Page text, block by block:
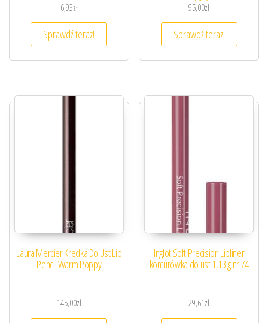
6,93zł
Sprawdź teraz!
95,00zł
Sprawdź teraz!
Laura Mercier Kredka Do Ust Lip
Pencil Warm Poppy
145,00zł
Inglot Soft Precision Lipliner
konturówka do ust 1,13 g nr 74
29,61zł